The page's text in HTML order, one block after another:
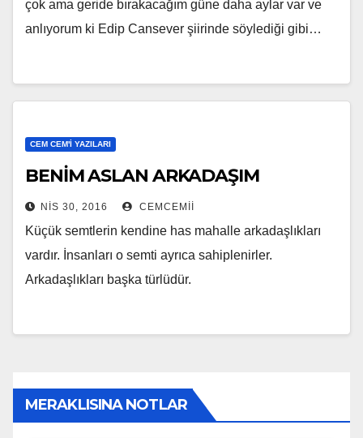
çok ama geride bırakacağım güne daha aylar var ve
anlıyorum ki Edip Cansever şiirinde söylediği gibi…
CEM CEM'I YAZILARI
BENİM ASLAN ARKADAŞIM
NIS 30, 2016 CEMCEMII
Küçük semtlerin kendine has mahalle arkadaşlıkları
vardır. İnsanları o semti ayrıca sahiplenirler.
Arkadaşlıkları başka türlüdür.
MERAKLISINA NOTLAR